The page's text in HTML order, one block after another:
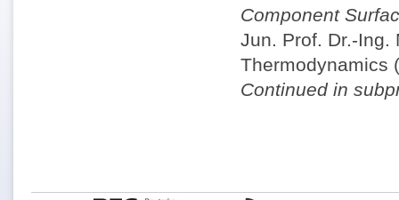
Component
Jun. Prof. Dr.-Ing.
Thermodynamics
Continued in